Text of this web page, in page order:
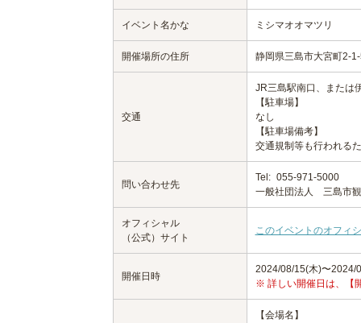
イベント名かな ミシマオオマツリ
開催場所の住所 静岡県三島市大宮町2-
交通
JR三島駅南口、または
【駐車場】
なし
【駐車場備考】
交通規制等も行われる
問い合わせ先
Tel: 055-971-5000
一般社団法人 三島市
オフィシャル
（公式）サイト
このイベントのオフィ
開催日時
2024/08/15(木)〜2024/
※ 詳しい開催日は、【
【会場名】